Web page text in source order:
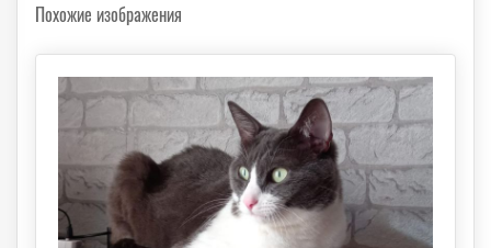
Похожие изображения